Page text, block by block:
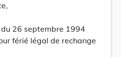
26 septembre 1994
férié légal de rechange